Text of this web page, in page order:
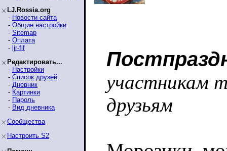
LJ.Rossia.org
- Новости сайта
- Общие настройки
- Sitemap
- Оплата
- ljr-fif
Редактировать...
- Настройки
- Список друзей
- Дневник
- Картинки
- Пароль
- Вид дневника
Сообщества
Настроить S2
участникам
друзьям